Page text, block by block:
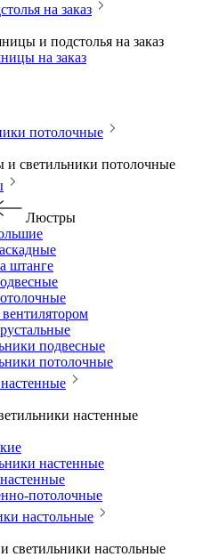
на заказ
и подстолья на заказ
на заказ
потолочные
светильники потолочные
Люстры
штанге
подвесные
потолочные
настенные
настенные
потолочные
настольные
светильники настольные